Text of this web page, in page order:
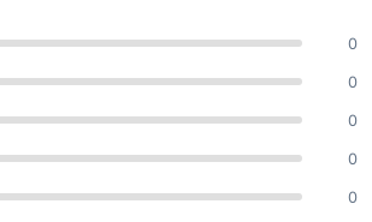
0
0
0
0
0